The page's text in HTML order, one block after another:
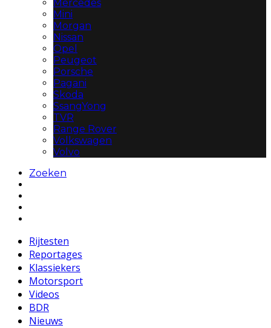
Mercedes
Mini
Morgan
Nissan
Opel
Peugeot
Porsche
Pagani
Skoda
SsangYong
TVR
Range Rover
Volkswagen
Volvo
Zoeken
Rijtesten
Reportages
Klassiekers
Motorsport
Videos
BDR
Nieuws